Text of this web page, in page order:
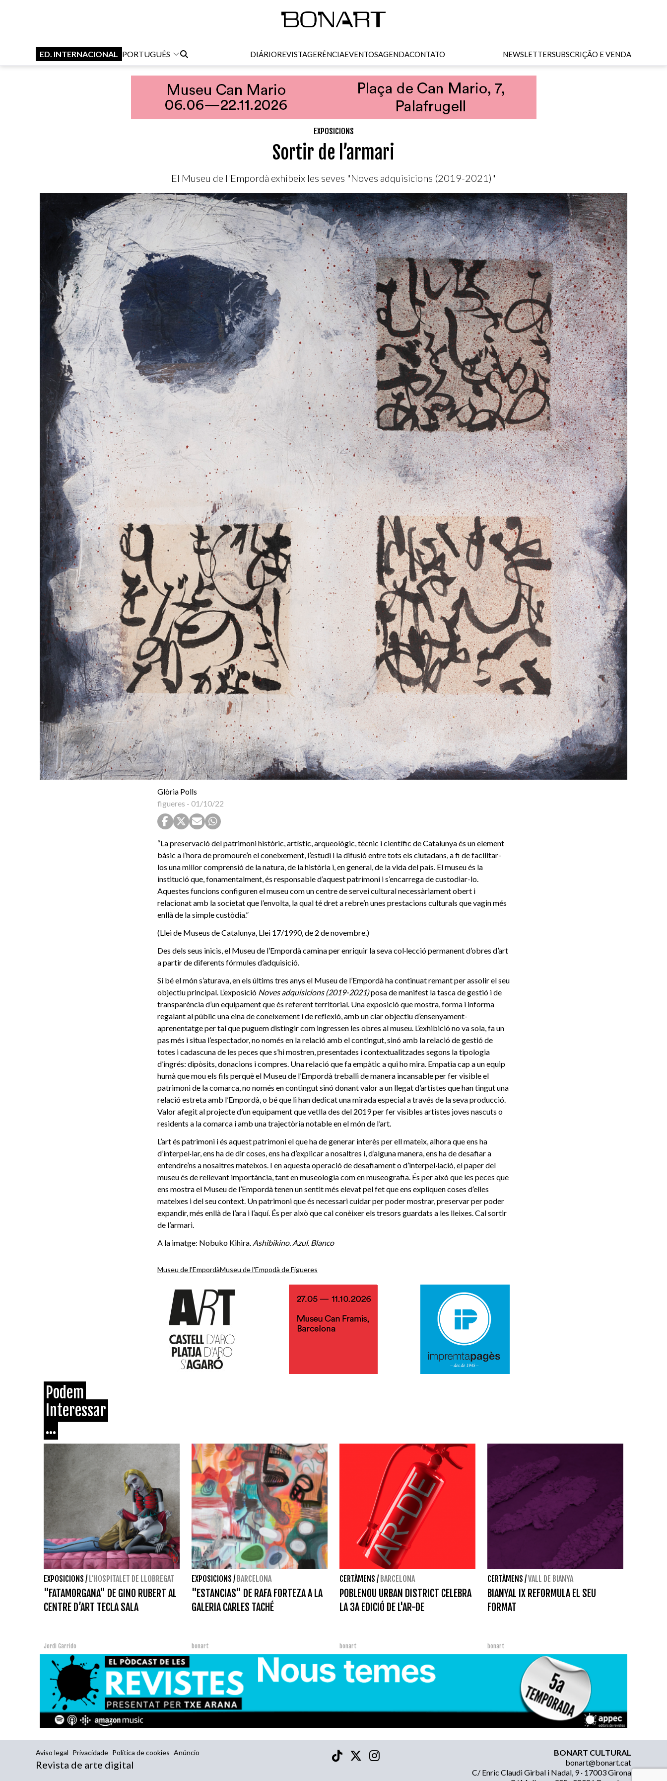
ED. INTERNACIONAL PORTUGUÊS DIÁRIOREVISTAGERÊNCIAEVENTOSAGENDACONTATO NEWSLETTERSUBSCRIÇÃO E VENDA
EXPOSICIONS
Sortir de l’armari
El Museu de l'Empordà exhibeix les seves "Noves adquisicions (2019-2021)"
Glòria Polls
figueres - 01/10/22
“La preservació del patrimoni històric, artístic, arqueològic, tècnic i científic de Catalunya és un element
bàsic a l’hora de promoure’n el coneixement, l’estudi i la difusió entre tots els ciutadans, a fi de facilitar-
los una millor comprensió de la natura, de la història i, en general, de la vida del país. El museu és la
institució que, fonamentalment, és responsable d’aquest patrimoni i s’encarrega de custodiar-lo.
Aquestes funcions configuren el museu com un centre de servei cultural necessàriament obert i
relacionat amb la societat que l’envolta, la qual té dret a rebre’n unes prestacions culturals que vagin més
enllà de la simple custòdia.”
(Llei de Museus de Catalunya, Llei 17/1990, de 2 de novembre.)
Des dels seus inicis, el Museu de l’Empordà camina per enriquir la seva col·lecció permanent d’obres d’art
a partir de diferents fórmules d’adquisició.
Si bé el món s’aturava, en els últims tres anys el Museu de l’Empordà ha continuat remant per assolir el seu
objectiu principal. L’exposició Noves adquisicions (2019-2021)posa de manifest la tasca de gestió i de
transparència d’un equipament que és referent territorial. Una exposició que mostra, forma i informa
regalant al públic una eina de coneixement i de reflexió, amb un clar objectiu d’ensenyament-
aprenentatge per tal que puguem distingir com ingressen les obres al museu. L’exhibició no va sola, fa un
pas més i situa l’espectador, no només en la relació amb el contingut, sinó amb la relació de gestió de
totes i cadascuna de les peces que s’hi mostren, presentades i contextualitzades segons la tipologia
d’ingrés: dipòsits, donacions i compres. Una relació que fa empàtic a qui ho mira. Empatia cap a un equip
humà que mou els fils perquè el Museu de l’Empordà treballi de manera incansable per fer visible el
patrimoni de la comarca, no només en contingut sinó donant valor a un llegat d’artistes que han tingut una
relació estreta amb l’Empordà, o bé que li han dedicat una mirada especial a través de la seva producció.
Valor afegit al projecte d’un equipament que vetlla des del 2019 per fer visibles artistes joves nascuts o
residents a la comarca i amb una trajectòria notable en el món de l’art.
L’art és patrimoni i és aquest patrimoni el que ha de generar interès per ell mateix, alhora que ens ha
d’interpel·lar, ens ha de dir coses, ens ha d’explicar a nosaltres i, d’alguna manera, ens ha de desafiar a
entendre’ns a nosaltres mateixos. I en aquesta operació de desafiament o d’interpel·lació, el paper del
museu és de rellevant importància, tant en museologia com en museografia. És per això que les peces que
ens mostra el Museu de l’Empordà tenen un sentit més elevat pel fet que ens expliquen coses d’elles
mateixes i del seu context. Un patrimoni que és necessari cuidar per poder mostrar, preservar per poder
expandir, més enllà de l’ara i l’aquí. És per això que cal conèixer els tresors guardats a les lleixes. Cal sortir
de l’armari.
A la imatge: Nobuko Kihira. Ashibikino. Azul. Blanco
Museu de l'EmpordàMuseu de l'Empodà de Figueres
Podem
Interessar
...
EXPOSICIONS / L'HOSPITALET DE LLOBREGAT
"FATAMORGANA" DE GINO RUBERT AL
CENTRE D’ART TECLA SALA
Jordi Garrido
EXPOSICIONS / BARCELONA
"ESTANCIAS" DE RAFA FORTEZA A LA
GALERIA CARLES TACHÉ
bonart
CERTÀMENS / BARCELONA
POBLENOU URBAN DISTRICT CELEBRA
LA 3A EDICIÓ DE L'AR-DE
bonart
CERTÀMENS /VALL DE BIANYA
BIANYAL IX REFORMULA EL SEU
FORMAT
bonart
Aviso legal Privacidade Política de cookies Anúncio
Revista de arte digital
BONART CULTURAL
bonart@bonart.cat
C/ Enric Claudi Girbal i Nadal, 9 · 17003 Girona